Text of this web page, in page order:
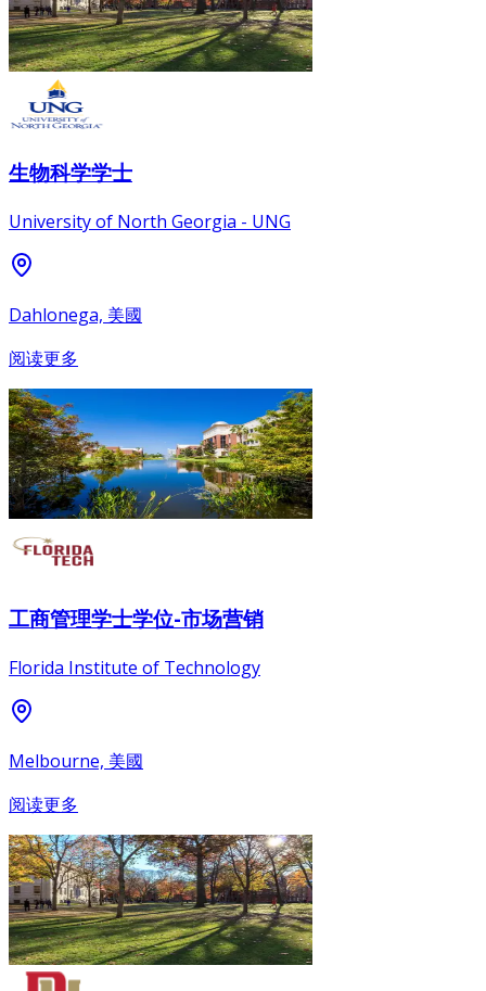
生物科学学士
University of North Georgia - UNG
Dahlonega, 美國
阅读更多
工商管理学士学位-市场营销
Florida Institute of Technology
Melbourne, 美國
阅读更多